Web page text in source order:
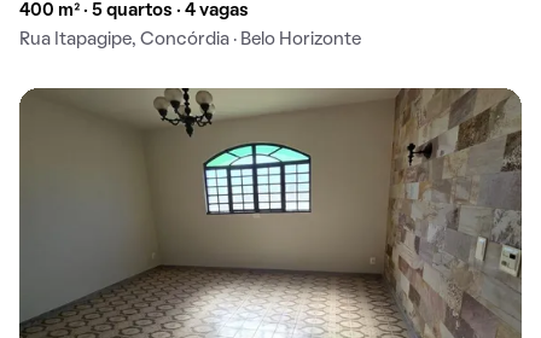
400 m² · 5 quartos · 4 vagas
Rua Itapagipe, Concórdia · Belo Horizonte